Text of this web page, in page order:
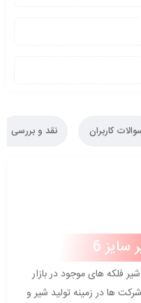
کاربران نقد و بررسی
6
فلکه های موجود در بازار
ها در زمینه تولید شیر و